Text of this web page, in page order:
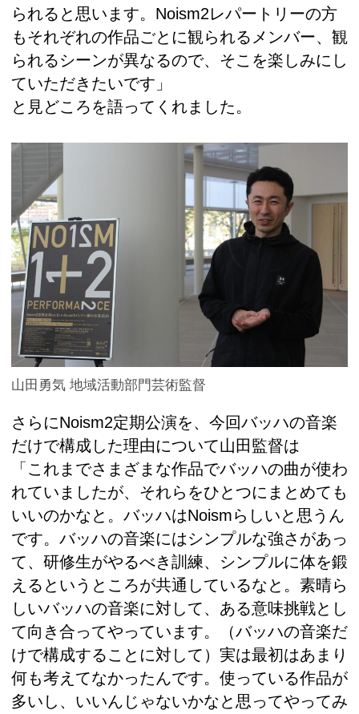
られると思います。Noism2レパートリーの方
もそれぞれの作品ごとに観られるメンバー、観
られるシーンが異なるので、そこを楽しみにし
ていただきたいです」
と見どころを語ってくれました。
山田勇気 地域活動部門芸術監督
さらにNoism2定期公演を、今回バッハの音楽
だけで構成した理由について山田監督は
「これまでさまざまな作品でバッハの曲が使わ
れていましたが、それらをひとつにまとめても
いいのかなと。バッハはNoismらしいと思うん
です。バッハの音楽にはシンプルな強さがあっ
て、研修生がやるべき訓練、シンプルに体を鍛
えるというところが共通しているなと。素晴ら
しいバッハの音楽に対して、ある意味挑戦とし
て向き合ってやっています。（バッハの音楽だ
けで構成することに対して）実は最初はあまり
何も考えてなかったんです。使っている作品が
多いし、いいんじゃないかなと思ってやってみ